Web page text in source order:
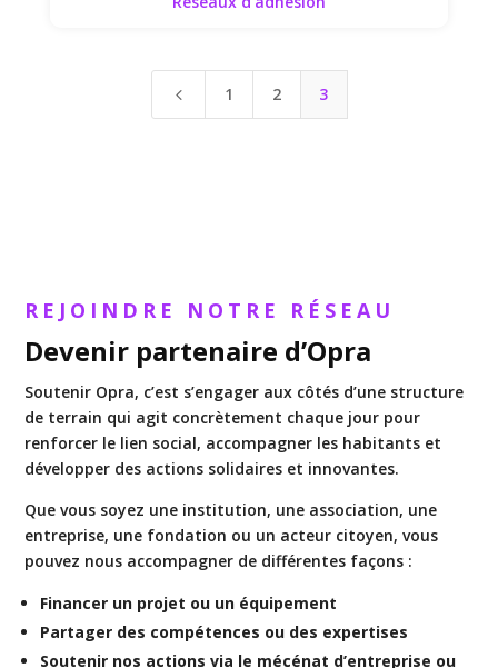
4 1 2 3
REJOINDRE NOTRE RÉSEAU
Devenir partenaire d’Opra
Soutenir Opra, c’est s’engager aux côtés d’une structure
de terrain qui agit concrètement chaque jour pour
renforcer le lien social, accompagner les habitants et
développer des actions solidaires et innovantes.
Que vous soyez une institution, une association, une
entreprise, une fondation ou un acteur citoyen, vous
pouvez nous accompagner de différentes façons :
Financer un projet ou un équipement
Partager des compétences ou des expertises
Soutenir nos actions via le mécénat d’entreprise ou